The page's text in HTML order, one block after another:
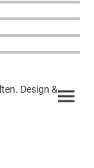
Design &